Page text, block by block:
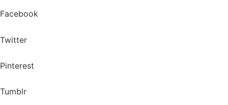
Facebook
Twitter
Pinterest
Tumblr